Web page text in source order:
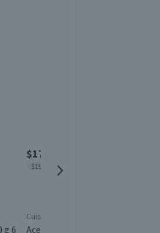
g 6
$1790
$1989 x lt
Cuisine & Co
Aceite Vegetal Libre de Colesterol